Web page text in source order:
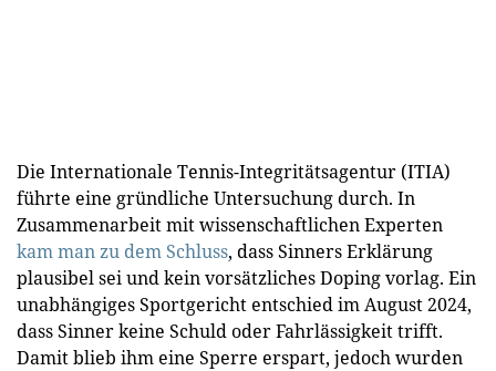
Die Internationale Tennis-Integritätsagentur (ITIA)
führte eine gründliche Untersuchung durch. In
Zusammenarbeit mit wissenschaftlichen Experten
kam man zu dem Schluss, dass Sinners Erklärung
plausibel sei und kein vorsätzliches Doping vorlag. Ein
unabhängiges Sportgericht entschied im August 2024,
dass Sinner keine Schuld oder Fahrlässigkeit trifft.
Damit blieb ihm eine Sperre erspart, jedoch wurden